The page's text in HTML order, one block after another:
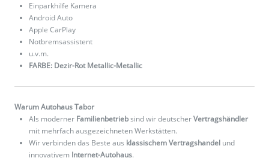
Einparkhilfe Kamera
Android Auto
Apple CarPlay
Notbremsassistent
u.v.m.
FARBE: Dezir-Rot Metallic-Metallic
Warum Autohaus Tabor
Als moderner Familienbetriebsind wir deutscherVertragshändler
mit mehrfach ausgezeichneten Werkstätten.
Wir verbinden das Beste aus klassischem Vertragshandel und
innovativem Internet-Autohaus.